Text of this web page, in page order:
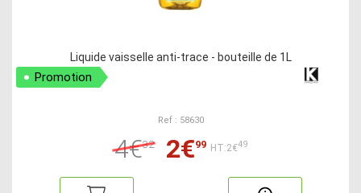
Liquide vaisselle anti-trace - bouteille de 1L
Promotion
Ref : 58630
4€32 2€99 HT:2€49